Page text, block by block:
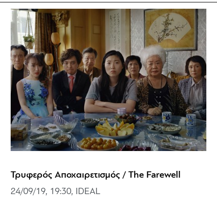
Τρυφερός Αποχαιρετισμός / The Farewell
24/09/19, 19:30, IDEAL